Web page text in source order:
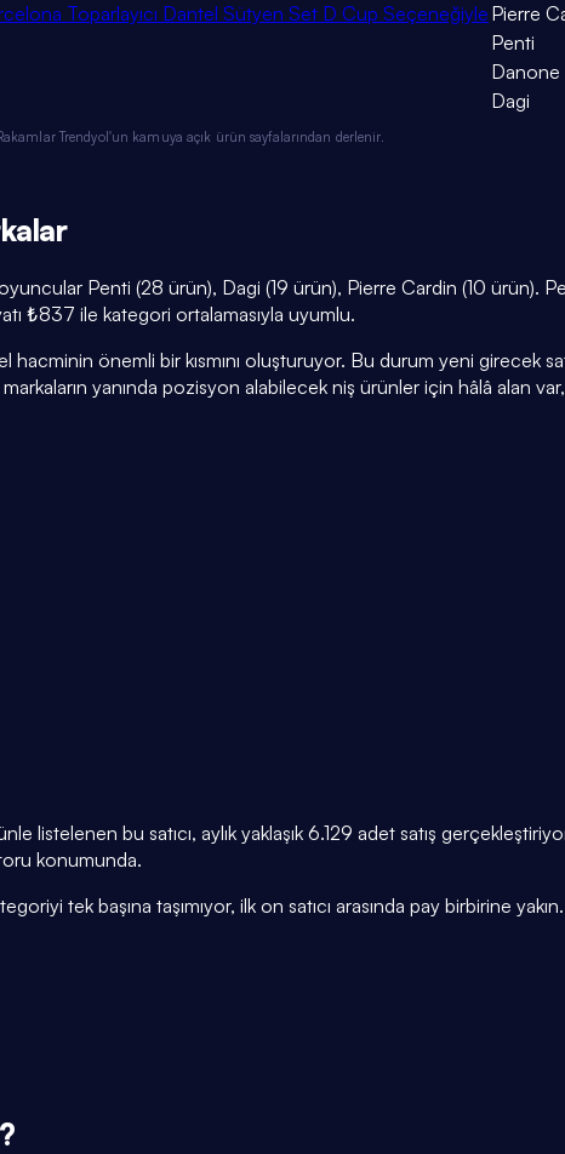
Toparlayıcı Dantel Sütyen Set D Cup Seçeneğiyle Pierre
Penti
Danone
Dagi
Trendyol'un kamuya açık ürün sayfalarından derlenir.
Penti (28 ürün), Dagi (19 ürün), Pierre Cardin (10 ürün).
₺837 ile kategori ortalamasıyla uyumlu.
hacminin önemli bir kısmını oluşturuyor. Bu durum yeni
yanında pozisyon alabilecek niş ürünler için hâlâ alan
listelenen bu satıcı, aylık yaklaşık 6.129 adet satış
konumunda.
tek başına taşımıyor, ilk on satıcı arasında pay birbirine